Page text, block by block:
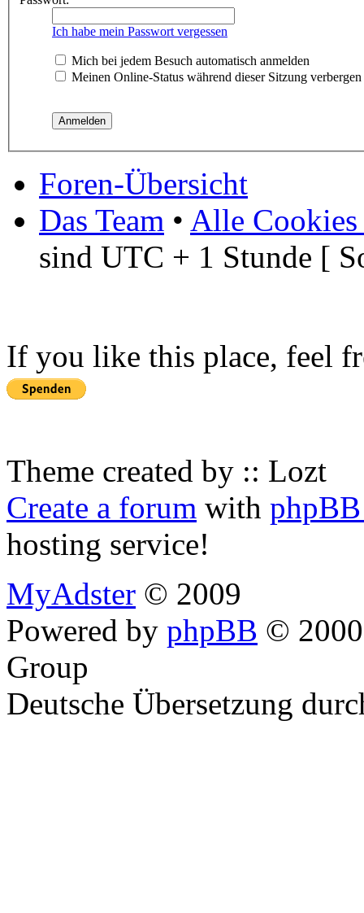
Ich habe mein Passwort vergessen
Mich bei jedem Besuch automatisch anmelden
Meinen Online-Status während dieser Sitzung verbergen
Foren-Übersicht
Das Team • Alle Cookies
sind UTC + 1 Stunde [
If you like this place, feel
Theme created by :: Lozt
Create a forum with
hosting service!
MyAdster © 2009
Powered by phpBB ©
Group
Deutsche Übersetzung